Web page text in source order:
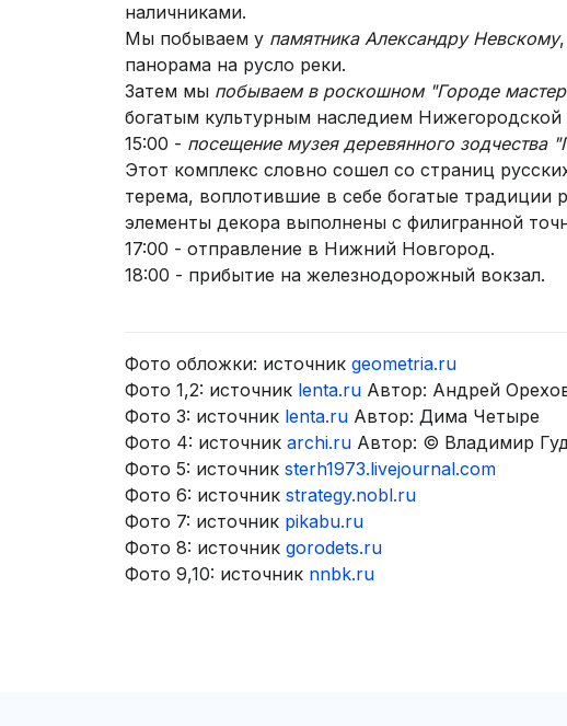
наличниками.
Мы побываем у памятника Александру Невскому
панорама на русло реки.
Затем мы побываем в роскошном "Городе
богатым культурным наследием Нижегородской
15:00 - посещение музея деревянного зодчества
Этот комплекс словно сошел со страниц
терема, воплотившие в себе богатые традиции
элементы декора выполнены с филигранной
17:00 - отправление в Нижний Новгород.
18:00 - прибытие на железнодорожный вокзал.
Фото обложки: источник geometria.ru
Фото 1,2: источник lenta.ru Автор: Андрей
Фото 3: источник lenta.ru Автор: Дима Четыре
Фото 4: источник archi.ru Автор: © Владимир
Фото 5: источник sterh1973.livejournal.com
Фото 6: источник strategy.nobl.ru
Фото 7: источник pikabu.ru
Фото 8: источник gorodets.ru
Фото 9,10: источник nnbk.ru